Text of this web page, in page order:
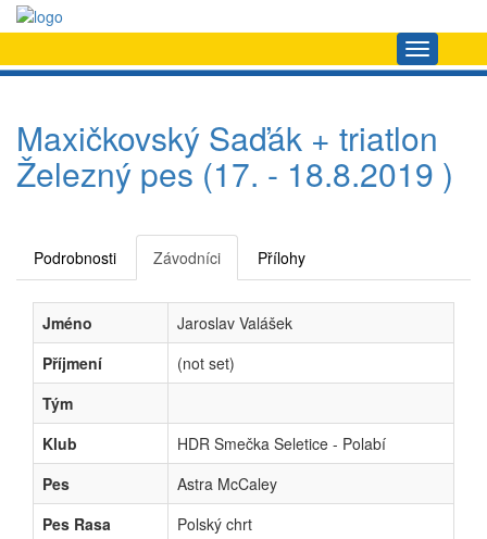
Navigace
Maxičkovský Saďák + triatlon
Železný pes (17. - 18.8.2019 )
Podrobnosti Závodníci Přílohy
Jméno
Jaroslav Valášek
Příjmení
(not set)
Tým
Klub
HDR Smečka Seletice - Polabí
Pes
Astra McCaley
Pes Rasa
Polský chrt